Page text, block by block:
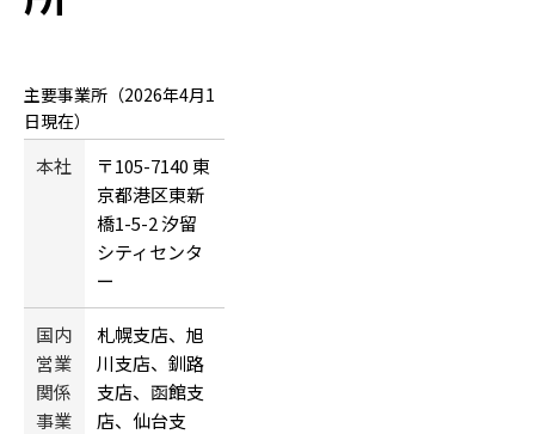
主要事業所（2026年4月1
日現在）
本社
〒105-7140 東
京都港区東新
橋1-5-2 汐留
シティセンタ
ー
国内
営業
関係
事業
札幌支店、旭
川支店、釧路
支店、函館支
店、仙台支